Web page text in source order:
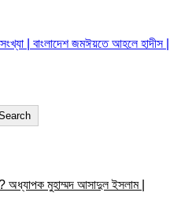
| বাংলাদেশ জমঈয়তে আহলে হাদীস |
অধ্যাপক মুহাম্মদ আসাদুল ইসলাম |